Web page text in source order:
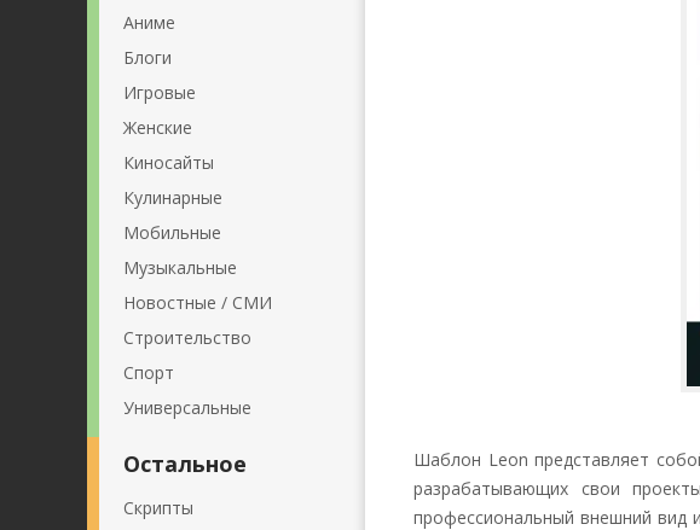
Шаблон Leon представляет
разрабатывающих свои
профессиональный внешний вид
Аниме
Блоги
Игровые
Женские
Киносайты
Кулинарные
Мобильные
Музыкальные
Новостные / СМИ
Строительство
Спорт
Универсальные
Остальное
Скрипты